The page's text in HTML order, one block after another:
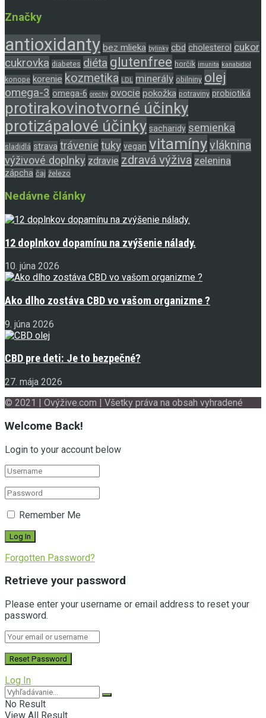
Značky
antioxidanty bez mlieka bylinky cbd cholesterol cukor
cukrovka diabetes diéta glutenfree horčík imunita kanabidiol
konope korenie kozmetika LDL minerály obilniny olej
omega-3 omega-6 orechy ovocie pokožka potraviny probiotiká
protirakovinotvorné účinky
protizápalové účinky sacharidy semienka
sladidlá strava trávenie tuky vegan vitamínyvláknina
výživové doplnky zdravie zdravá výživa zelenina
zápcha čaj železo
Nedávne články
12 doplnkov dopamínu na zvýšenie nálady.
10. júna 2026
Ako dlho zostáva CBD vo vašom organizme ?
9. júna 2026
CBD pre deti: Je to bezpečné?
27. mája 2026
© 2021 | Ovýžive.com | Všetky práva na obsah vyhradené
Welcome Back!
Login to your account below
Remember Me
Forgotten Password?
Retrieve your password
Please enter your username or email address to reset your
password.
Log In
No Result
View All Result